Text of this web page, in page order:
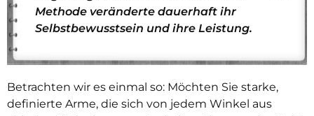
Methode veränderte dauerhaft ihr
Selbstbewusstsein und ihre Leistung.
Betrachten wir es einmal so: Möchten Sie starke,
definierte Arme, die sich von jedem Winkel aus